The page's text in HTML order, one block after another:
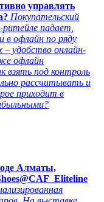
управлять
Покупательский
падает,
в офлайн по ряду
– удобство онлайн-
офлайн
взять под контроль
рассчитывать и
приходит в
Алматы,